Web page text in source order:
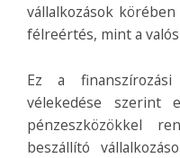
vállalkozások
félreértés, mint a
Ez a
vélekedése szerint
pénzeszközökkel
beszállító